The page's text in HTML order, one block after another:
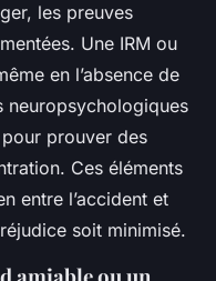
les preuves
Une IRM ou
en l’absence de
neuropsychologiques
prouver des
Ces éléments
entre l’accident et
soit minimisé.